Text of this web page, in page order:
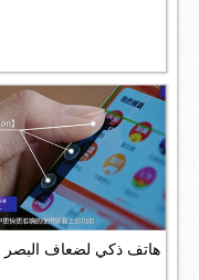
هاتف ذكي لضعاف البصر